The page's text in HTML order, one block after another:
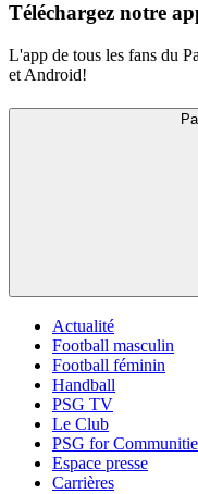
Téléchargez notre
L'app de tous les fans du
et Android!
Actualité
Football masculin
Football féminin
Handball
PSG TV
Le Club
PSG for
Espace presse
Carrières